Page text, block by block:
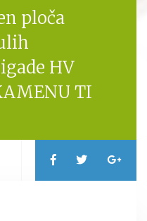
ploča
HV
TI